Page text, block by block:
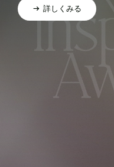
詳しくみる